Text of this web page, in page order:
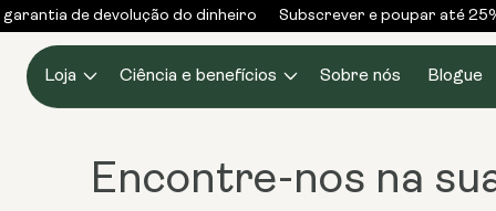
para o
conteúdo
de devolução do dinheiro Subscrever e poupar até 25%
Loja Ciência e benefícios Sobre nós Blogue
Encontre-nos na